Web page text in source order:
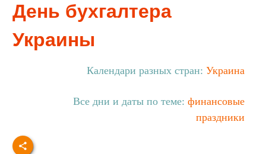
День бухгалтера
Украины
Календари разных стран: Украина
Все дни и даты по теме: финансовые
праздники